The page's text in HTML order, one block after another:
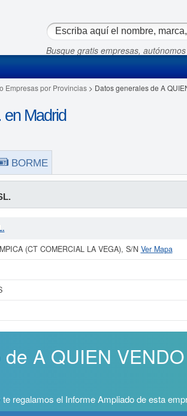
Busque gratis empresas,
Empresas por Provincias> Datos generales de A
Madrid
BORME
(CT COMERCIAL LA VEGA), S/N Ver Mapa
A QUIEN
regalamos el Informe Ampliado de esta